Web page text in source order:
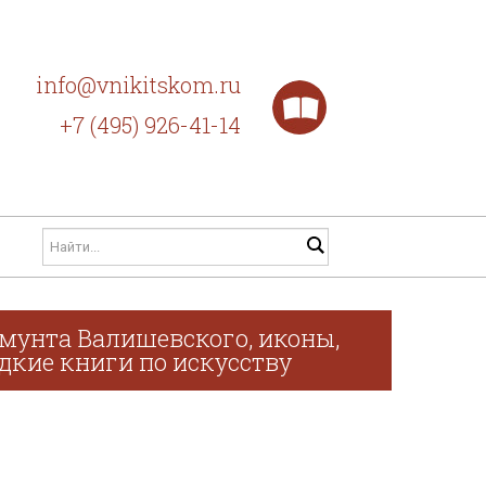
info@vnikitskom.ru
+7 (495) 926-41-14
Валишевского, иконы,
книги по искусству